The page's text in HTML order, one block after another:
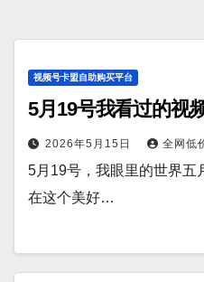
视频号卡盟自助购买平台
5月19号我看过的视
2026年5月15日 全网低
5月19号，我眼里的世界五
在这个美好…